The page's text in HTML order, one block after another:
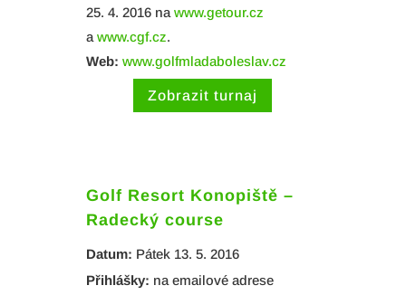
25. 4. 2016 na www.getour.cz
a www.cgf.cz.
Web: www.golfmladaboleslav.cz
Zobrazit turnaj
Golf Resort Konopiště –
Radecký course
Datum: Pátek 13. 5. 2016
Přihlášky: na emailové adrese